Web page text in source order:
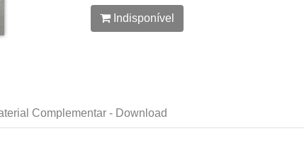
Indisponível
Complementar - Download